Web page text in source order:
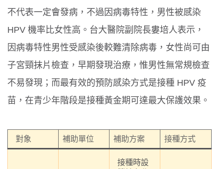
不代表一定會發病，不過因病毒特性，男性被感染
HPV 機率比女性高。台大醫院副院長婁培人表示，
因病毒特性男性受感染後較難清除病毒，女性尚可由
子宮頸抹片檢查，早期發現治療，惟男性無常規檢查
不易發現；而最有效的預防感染方式是接種 HPV 疫
苗，在青少年階段是接種黃金期可達最大保護效果。
對象 補助單位 補助方案 接種方式
接種時設